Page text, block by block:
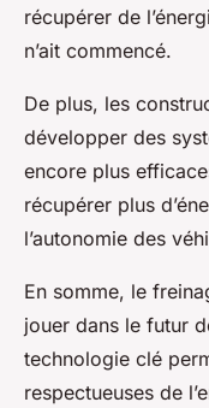
récupérer de
n’ait commencé.
De plus, les
développer des
encore plus
récupérer plus
l’autonomie des
En somme, le
jouer dans le futur
technologie clé
respectueuses de